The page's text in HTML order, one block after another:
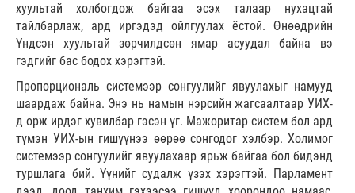
хуультай холбогдож байгаа эсэх талаар нухацтай
тайлбарлаж, ард иргэдэд ойлгуулах ёстой. Өнөөдрийн
Үндсэн хуультай зөрчилдсөн ямар асуудал байна вэ
гэдгийг бас бодох хэрэгтэй.
Пропорциональ системээр сонгуулийг явуулахыг намууд
шаардаж байна. Энэ нь намын нэрсийн жагсаалтаар УИХ-
д орж ирдэг хувилбар гэсэн үг. Мажоритар систем бол ард
түмэн УИХ-ын гишүүнээ өөрөө сонгодог хэлбэр. Холимог
системээр сонгуулийг явуулахаар ярьж байгаа бол бидэнд
туршлага бий. Үүнийг судалж үзэх хэрэгтэй. Парламент